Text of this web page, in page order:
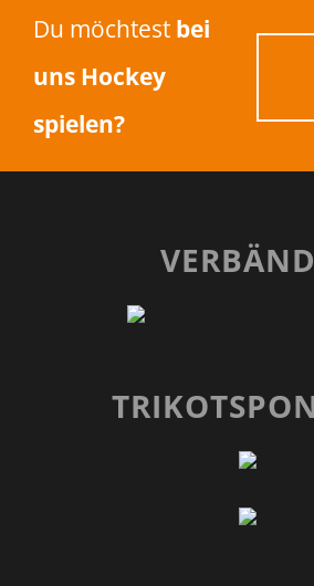
Du möchtest bei
uns Hockey
spielen?